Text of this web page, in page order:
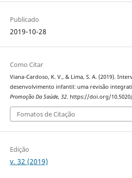
Publicado
2019-10-28
Como Citar
Viana-Cardoso, K. V., & Lima, S. A. (2019).
desenvolvimento infantil: uma revisão
Promoção Da Saúde, 32. https://doi.org/10.5020/
Fomatos de Citação
Edição
v. 32 (2019)